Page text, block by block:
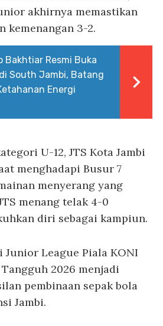
akhirnya memastikan
kemenangan 3-2.
Bakhtiar Resmi Buka
South Jambi, Batang
Energi
U-12, JTS Kota Jambi
menghadapi Busur 7
menyerang yang
menang telak 4-0
diri sebagai kampiun.
Junior League Piala KONI
2026 menjadi
pembinaan sepak bola
Jambi.